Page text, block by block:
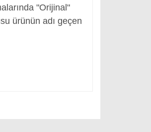
"Orijinal"
ürünün adı geçen